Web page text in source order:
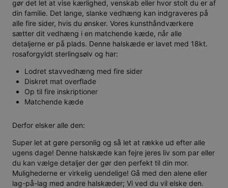
gør det let at vise kærlighed, venskab eller hvor stolt du er af
din familie. Det lange, slanke vedhæng kan indgraveres på
alle fire sider, hvis du ønsker. Vores kunsthåndværkere
sætter dit vedhæng i en matchende kæde, når alle
detaljerne er på plads. Denne halskæde er lavet med 18kt.
rosaforgyldt sterlingsølv og har:
Lodret stavvedhæng med fire sider
Diskret mat overflade
Op til fire inskriptioner
Matchende kæde
Derfor elsker alle den:
Super let at gøre personlig og så let at række ud efter alle
ugens dage! Denne halskæde kan fejre jeres liv som par eller
du kan vælge detaljer der gør den perfekt til din mor.
Mulighederne er virkelig uendelige! Gå med den alene eller
lag-på-lag med andre halskæder; Vi ved du vil elske den.